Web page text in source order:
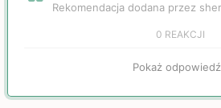
Rekomendacja dodana przez
0 REAKCJI
Pokaż odpowiedź